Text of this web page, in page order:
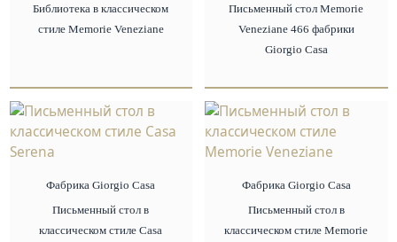
Библиотека в классическом
стиле Memorie Veneziane
Письменный стол Memorie
Veneziane 466 фабрики
Giorgio Casa
Фабрика Giorgio Сasa
Письменный стол в
классическом стиле Casa
Фабрика Giorgio Сasa
Письменный стол в
классическом стиле Memorie